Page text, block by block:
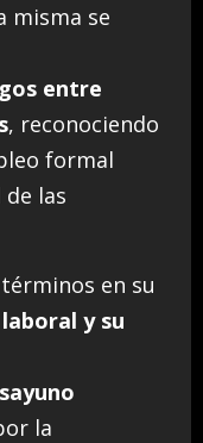
misma se
entre
, reconociendo
formal
las
en su
y su
la